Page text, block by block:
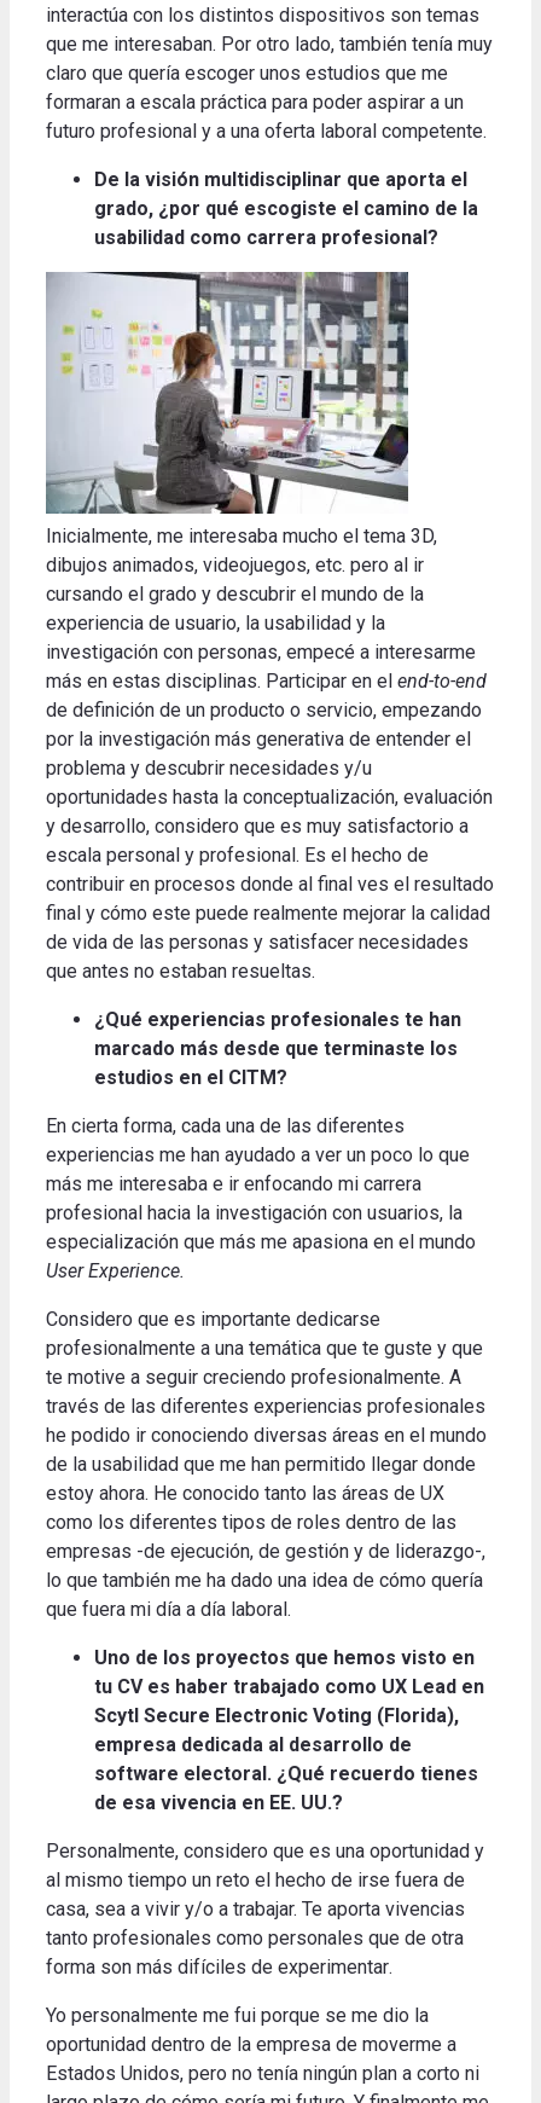
interactúa con los distintos dispositivos son temas
que me interesaban. Por otro lado, también tenía muy
claro que quería escoger unos estudios que me
formaran a escala práctica para poder aspirar a un
futuro profesional y a una oferta laboral competente.
De la visión multidisciplinar que aporta el
grado, ¿por qué escogiste el camino de la
usabilidad como carrera profesional?
Inicialmente, me interesaba mucho el tema 3D,
dibujos animados, videojuegos, etc. pero al ir
cursando el grado y descubrir el mundo de la
experiencia de usuario, la usabilidad y la
investigación con personas, empecé a interesarme
más en estas disciplinas. Participar en el end-to-end
de definición de un producto o servicio, empezando
por la investigación más generativa de entender el
problema y descubrir necesidades y/u
oportunidades hasta la conceptualización, evaluación
y desarrollo, considero que es muy satisfactorio a
escala personal y profesional. Es el hecho de
contribuir en procesos donde al final ves el resultado
final y cómo este puede realmente mejorar la calidad
de vida de las personas y satisfacer necesidades
que antes no estaban resueltas.
¿Qué experiencias profesionales te han
marcado más desde que terminaste los
estudios en el CITM?
En cierta forma, cada una de las diferentes
experiencias me han ayudado a ver un poco lo que
más me interesaba e ir enfocando mi carrera
profesional hacia la investigación con usuarios, la
especialización que más me apasiona en el mundo
User Experience.
Considero que es importante dedicarse
profesionalmente a una temática que te guste y que
te motive a seguir creciendo profesionalmente. A
través de las diferentes experiencias profesionales
he podido ir conociendo diversas áreas en el mundo
de la usabilidad que me han permitido llegar donde
estoy ahora. He conocido tanto las áreas de UX
como los diferentes tipos de roles dentro de las
empresas -de ejecución, de gestión y de liderazgo-,
lo que también me ha dado una idea de cómo quería
que fuera mi día a día laboral .
Uno de los proyectos que hemos visto en
tu CV es haber trabajado como UX Lead en
Scytl Secure Electronic Voting (Florida),
empresa dedicada al desarrollo de
software electoral. ¿Qué recuerdo tienes
de esa vivencia en EE. UU.?
Personalmente, considero que es una oportunidad y
al mismo tiempo un reto el hecho de irse fuera de
casa, sea a vivir y/o a trabajar. Te aporta vivencias
tanto profesionales como personales que de otra
forma son más difíciles de experimentar.
Yo personalmente me fui porque se me dio la
oportunidad dentro de la empresa de moverme a
Estados Unidos, pero no tenía ningún plan a corto ni